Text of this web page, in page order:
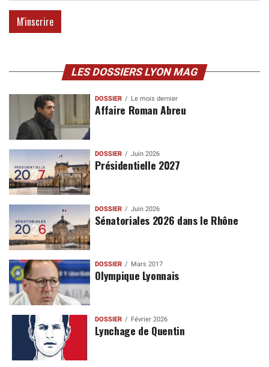
LES DOSSIERS LYON MAG
DOSSIER Le mois dernier
Affaire Roman Abreu
DOSSIER Juin 2026
Présidentielle 2027
DOSSIER Juin 2026
Sénatoriales 2026 dans le Rhône
DOSSIER Mars 2017
Olympique Lyonnais
DOSSIER Février 2026
Lynchage de Quentin